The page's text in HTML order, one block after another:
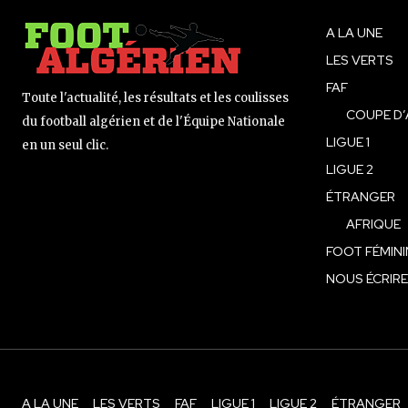
Toute l'actualité, les résultats et les coulisses
du football algérien et de l'Équipe Nationale
en un seul clic.
A LA UNE
LES VERTS
FAF
COUPE
LIGUE 1
LIGUE 2
ÉTRANGER
AFRIQUE
FOOT
NOUS ÉCRIRE
A LA UNE LES VERTS FAF LIGUE 1 LIGUE 2 ÉTRANGER